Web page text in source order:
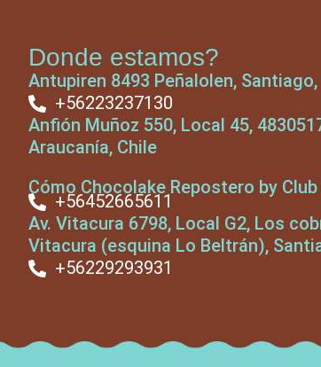
Donde estamos?
Antupiren 8493 Peñalolen,
+56223237130
Anfión Muñoz 550, Local 45,
Araucanía, Chile
Cómo Chocolake Repostero by
+56452665611
Av. Vitacura 6798, Local G2, Los
Vitacura (esquina Lo Beltrán),
+56229293931